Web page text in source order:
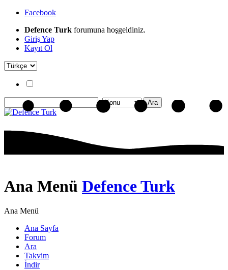
Facebook
Defence Turk forumuna hoşgeldiniz.
Giriş Yap
Kayıt Ol
Ana Menü Defence Turk
Ana Menü
Ana Sayfa
Forum
Ara
Takvim
İndir